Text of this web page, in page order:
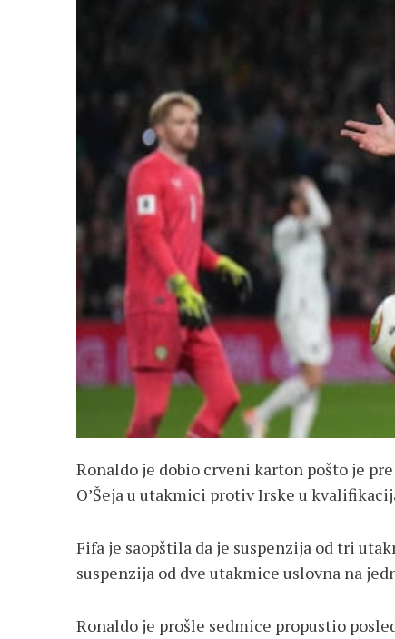
Ronaldo je dobio crveni karton pošto je
O’Šeja u utakmici protiv Irske u
Fifa je saopštila da je suspenzija od tri
suspenzija od dve utakmice uslovna na
Ronaldo je prošle sedmice propustio